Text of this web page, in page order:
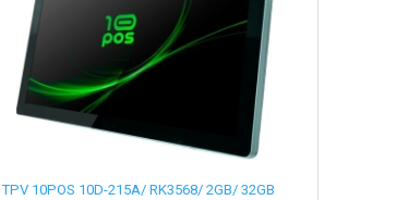
TPV 10POS 10D-215A/ RK3568/ 2GB/ 32GB